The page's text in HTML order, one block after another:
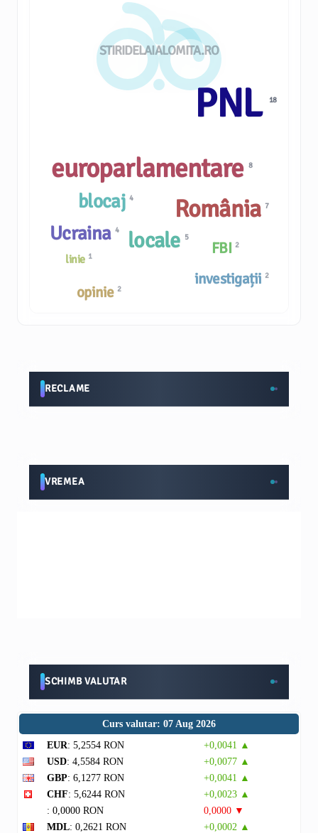
STIRIDELAIALOMITA.RO
investigații 2
linie 1 FBI 2
blocaj4
opinie 2
Ucraina 4
europarlamentare8
locale 5
PNL 18
România7
RECLAME
VREMEA
SCHIMB VALUTAR
Curs valutar: 07 Aug 2026
EUR: 5,2554 RON
+0,0041 ▲
USD: 4,5584 RON
+0,0077 ▲
GBP: 6,1277 RON
+0,0041 ▲
CHF: 5,6244 RON
+0,0023 ▲
: 0,0000 RON
0,0000 ▼
MDL: 0,2621 RON
+0,0002 ▲